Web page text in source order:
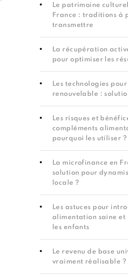
Le patrimoine
France : traditions à
transmettre
La récupération
pour optimiser les
Les technologies
renouvelable :
Les risques et
compléments
pourquoi les utiliser ?
La microfinance en
solution pour
locale ?
Les astuces pour
alimentation saine
les enfants
Le revenu de base
vraiment réalisable ?